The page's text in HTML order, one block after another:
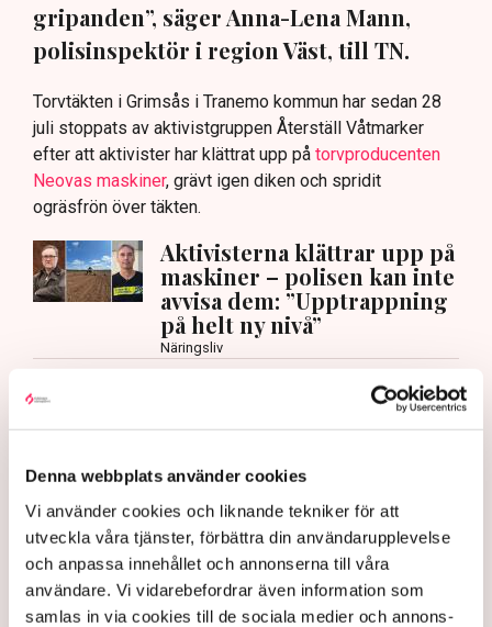
Denna webbplats använder cookies
Vi använder cookies och liknande tekniker för att
utveckla våra tjänster, förbättra din användarupplevelse
och anpassa innehållet och annonserna till våra
användare. Vi vidarebefordrar även information som
samlas in via cookies till de sociala medier och annons-
gripanden”, säger Anna-Lena Mann,
polisinspektör i region Väst, till TN.
Torvtäkten i Grimsås i Tranemo kommun har sedan 28
juli stoppats av aktivistgruppen Återställ Våtmarker
efter att aktivister har klättrat upp på torvproducenten
Neovas maskiner, grävt igen diken och spridit
ogräsfrön över täkten.
Aktivisterna klättrar upp på
maskiner – polisen kan inte
avvisa dem: ”Upptrappning
på helt ny nivå”
Näringsliv
sedan 28 juli.
Polisen kritiseras för bristande agerande vid
aktionerna.
Polisinspektör Anna-Lena Mann förklarar polisens
agerande på plats.